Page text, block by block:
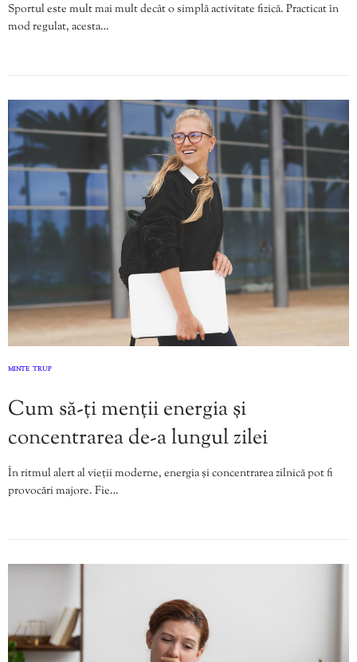
Sportul este mult mai mult decât o simplă activitate fizică. Practicat în
mod regulat, acesta…
MINTE TRUP
Cum să-ți menții energia și
concentrarea de-a lungul zilei
În ritmul alert al vieții moderne, energia și concentrarea zilnică pot fi
provocări majore. Fie…